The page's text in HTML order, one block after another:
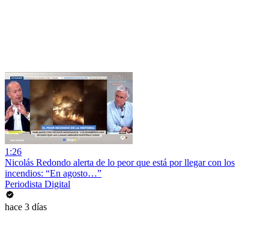
1:26
Nicolás Redondo alerta de lo peor que está por llegar con los
incendios: “En agosto…”
Periodista Digital
hace 3 días